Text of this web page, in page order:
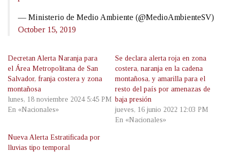
— Ministerio de Medio Ambiente (@MedioAmbienteSV)
October 15, 2019
Decretan Alerta Naranja para
el Área Metropolitana de San
Salvador, franja costera y zona
montañosa
lunes, 18 noviembre 2024 5:45 PM
En «Nacionales»
Se declara alerta roja en zona
costera, naranja en la cadena
montañosa, y amarilla para el
resto del país por amenazas de
baja presión
jueves, 16 junio 2022 12:03 PM
En «Nacionales»
Nueva Alerta Estratificada por
lluvias tipo temporal